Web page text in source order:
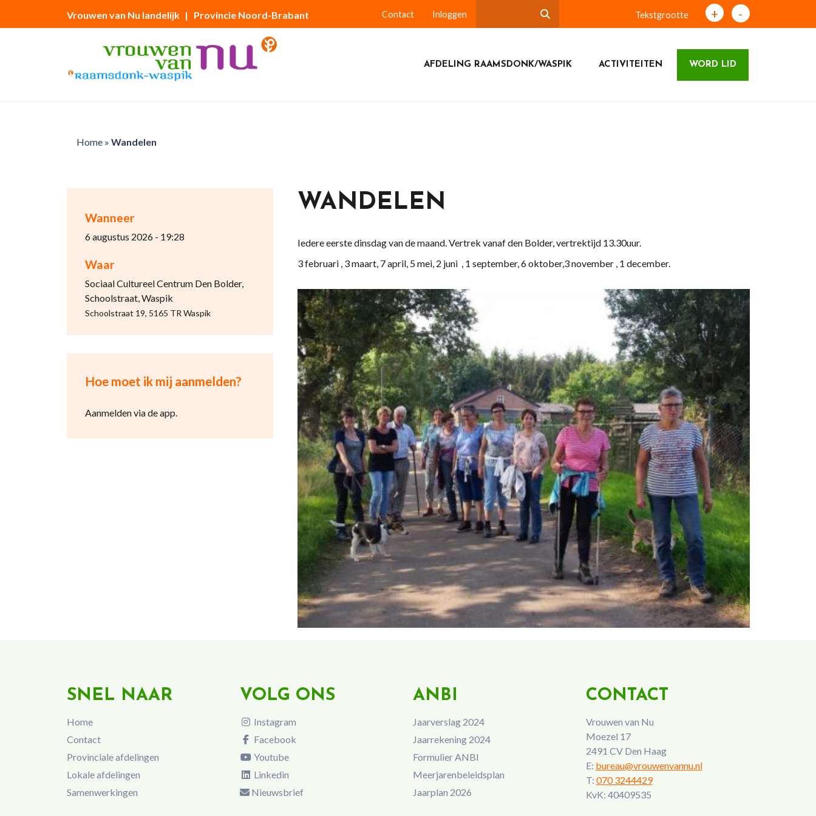
Vrouwen van Nu landelijk | Provincie Noord-Brabant Contact Inloggen Tekstgrootte + -
AFDELING RAAMSDONK/WASPIK ACTIVITEITEN WORD LID
Home» Wandelen
Wanneer
6 augustus 2026 - 19:28
Waar
Sociaal Cultureel Centrum Den Bolder,
Schoolstraat, Waspik
Schoolstraat 19, 5165 TR Waspik
Hoe moet ik mij aanmelden?
Aanmelden via de app.
WANDELEN
Iedere eerste dinsdag van de maand. Vertrek vanaf den Bolder, vertrektijd 13.30uur.
3 februari , 3 maart, 7 april, 5 mei, 2 juni , 1 september, 6 oktober,3 november , 1 december.
SNEL NAAR
Home
Contact
Provinciale afdelingen
Lokale afdelingen
Samenwerkingen
VOLG ONS
Instagram
Facebook
Youtube
Linkedin
Nieuwsbrief
ANBI
Jaarverslag 2024
Jaarrekening 2024
Formulier ANBI
Meerjarenbeleidsplan
Jaarplan 2026
CONTACT
Vrouwen van Nu
Moezel 17
2491 CV Den Haag
E: bureau@vrouwenvannu.nl
T: 070 3244429
KvK: 40409535